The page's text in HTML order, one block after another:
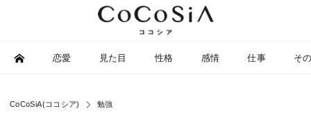
恋愛 見た目 性格 感情 仕事 そ
CoCoSiA(ココシア) 勉強